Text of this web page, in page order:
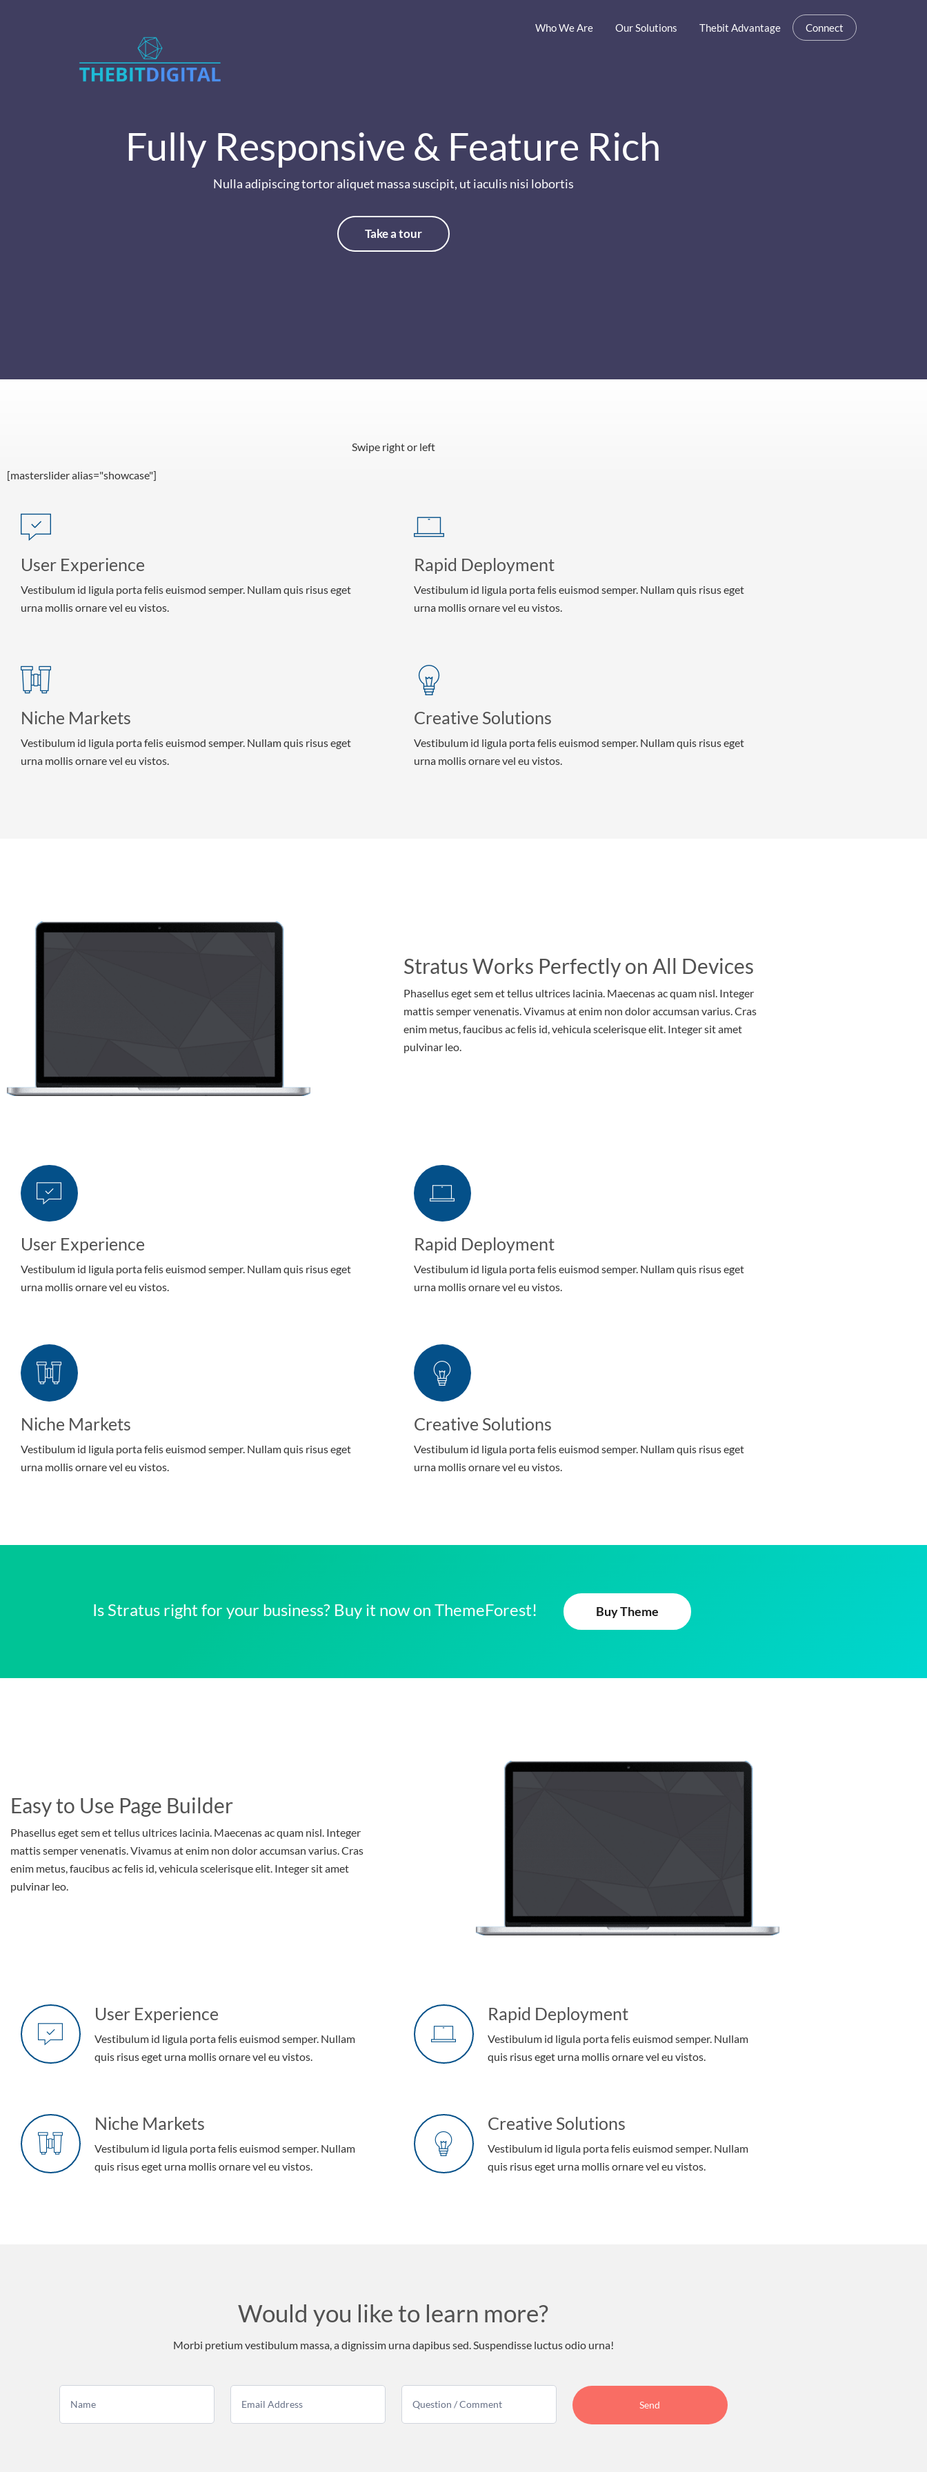
Who We Are Our Solutions Thebit Advantage Connect
Fully Responsive & Feature Rich
Nulla adipiscing tortor aliquet massa suscipit, ut iaculis nisi lobortis
Take a tour
Swipe right or left
[masterslider alias="showcase"]
User Experience
Vestibulum id ligula porta felis euismod semper. Nullam quis risus eget
urna mollis ornare vel eu vistos.
Rapid Deployment
Vestibulum id ligula porta felis euismod semper. Nullam quis risus eget
urna mollis ornare vel eu vistos.
Niche Markets
Vestibulum id ligula porta felis euismod semper. Nullam quis risus eget
urna mollis ornare vel eu vistos.
Creative Solutions
Vestibulum id ligula porta felis euismod semper. Nullam quis risus eget
urna mollis ornare vel eu vistos.
Stratus Works Perfectly on All Devices
Phasellus eget sem et tellus ultrices lacinia. Maecenas ac quam nisl. Integer
mattis semper venenatis. Vivamus at enim non dolor accumsan varius. Cras
enim metus, faucibus ac felis id, vehicula scelerisque elit. Integer sit amet
pulvinar leo.
User Experience
Vestibulum id ligula porta felis euismod semper. Nullam quis risus eget
urna mollis ornare vel eu vistos.
Rapid Deployment
Vestibulum id ligula porta felis euismod semper. Nullam quis risus eget
urna mollis ornare vel eu vistos.
Niche Markets
Vestibulum id ligula porta felis euismod semper. Nullam quis risus eget
urna mollis ornare vel eu vistos.
Creative Solutions
Vestibulum id ligula porta felis euismod semper. Nullam quis risus eget
urna mollis ornare vel eu vistos.
Is Stratus right for your business? Buy it now on ThemeForest! Buy Theme
Easy to Use Page Builder
Phasellus eget sem et tellus ultrices lacinia. Maecenas ac quam nisl. Integer
mattis semper venenatis. Vivamus at enim non dolor accumsan varius. Cras
enim metus, faucibus ac felis id, vehicula scelerisque elit. Integer sit amet
pulvinar leo.
User Experience
Vestibulum id ligula porta felis euismod semper. Nullam
quis risus eget urna mollis ornare vel eu vistos.
Rapid Deployment
Vestibulum id ligula porta felis euismod semper. Nullam
quis risus eget urna mollis ornare vel eu vistos.
Niche Markets
Vestibulum id ligula porta felis euismod semper. Nullam
quis risus eget urna mollis ornare vel eu vistos.
Creative Solutions
Vestibulum id ligula porta felis euismod semper. Nullam
quis risus eget urna mollis ornare vel eu vistos.
Would you like to learn more?
Morbi pretium vestibulum massa, a dignissim urna dapibus sed. Suspendisse luctus odio urna!